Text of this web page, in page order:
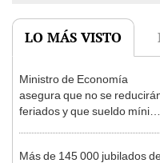
LO MÁS VISTO
Ministro de Economía
asegura que no se
feriados y que sueldo mínimo
Más de 145 000 jubilados